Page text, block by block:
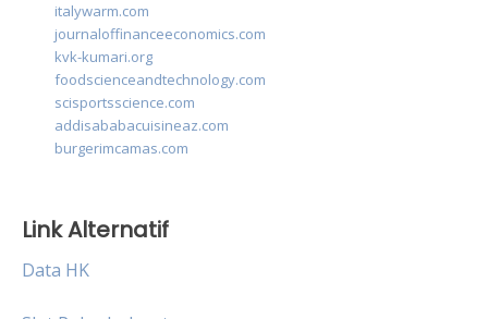
italywarm.com
journaloffinanceeconomics.com
kvk-kumari.org
foodscienceandtechnology.com
scisportsscience.com
addisababacuisineaz.com
burgerimcamas.com
Link Alternatif
Data HK